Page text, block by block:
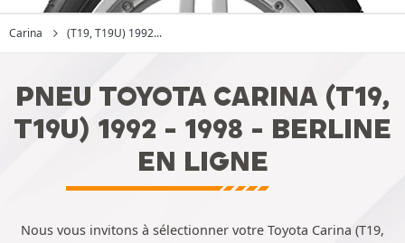
Carina (T19, T19U) 1992...
PNEU TOYOTA CARINA (T19,
T19U) 1992 - 1998 - BERLINE
EN LIGNE
Nous vous invitons à sélectionner votre Toyota Carina (T19,